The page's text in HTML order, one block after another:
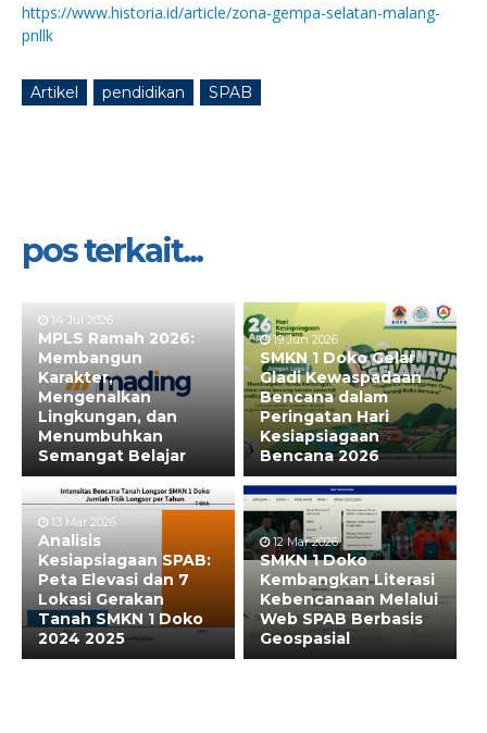
https://www.historia.id/article/zona-gempa-selatan-malang-
pnllk
Artikel pendidikan SPAB
pos terkait...
14 Jul 2026
MPLS Ramah 2026:
Membangun
Karakter,
Mengenalkan
Lingkungan, dan
Menumbuhkan
Semangat Belajar
19 Jun 2026
SMKN 1 Doko Gelar
Gladi Kewaspadaan
Bencana dalam
Peringatan Hari
Kesiapsiagaan
Bencana 2026
13 Mar 2026
Analisis
Kesiapsiagaan SPAB:
Peta Elevasi dan 7
Lokasi Gerakan
Tanah SMKN 1 Doko
2024 2025
12 Mar 2026
SMKN 1 Doko
Kembangkan Literasi
Kebencanaan Melalui
Web SPAB Berbasis
Geospasial